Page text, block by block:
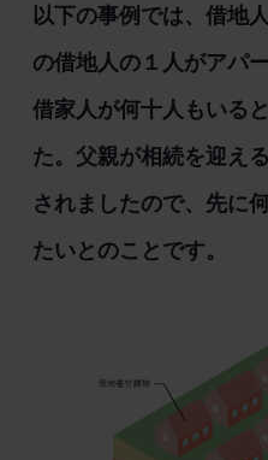
以下の事例では、借地
の借地人の１人がアパ
借家人が何十人もいる
た。父親が相続を迎え
されましたので、先に
たいとのことです。